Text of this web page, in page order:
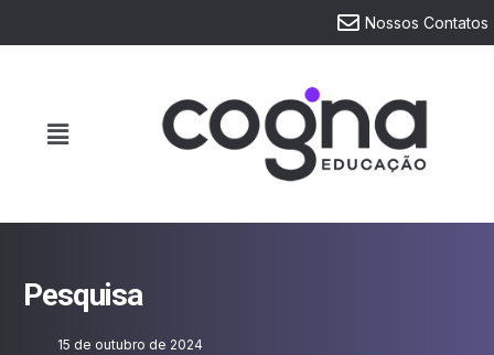
Nossos Contatos
Pesquisa
15 de outubro de 2024